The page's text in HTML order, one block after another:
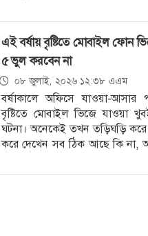
করেন,
এই বর্ষায় বৃষ্টিতে মোবাইল ফোন
৫ ভুল করবেন না
০৮ জুলাই, ২০২৬ ১২:৩৮ এএম
বর্ষাকালে অফিসে যাওয়া-আসার
বৃষ্টিতে মোবাইল ভিজে যাওয়া
ঘটনা। অনেকেই তখন তড়িঘড়ি
করে দেখেন সব ঠিক আছে কি না,